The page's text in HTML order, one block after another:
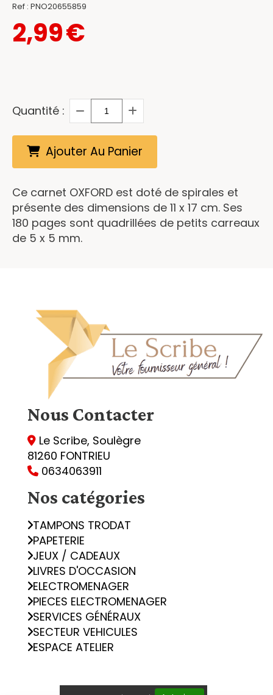
Ref : PNO20655859
2,99€
Quantité :
Ajouter Au Panier
Ce carnet OXFORD est doté de spirales et
présente des dimensions de 11 x 17 cm. Ses
180 pages sont quadrillées de petits carreaux
de 5 x 5 mm.
Nous Contacter
 Le Scribe, Soulègre
81260 FONTRIEU
 0634063911
Nos catégories
TAMPONS TRODAT
PAPETERIE
JEUX / CADEAUX
LIVRES D'OCCASION
ELECTROMENAGER
PIECES ELECTROMENAGER
SERVICES GÉNÉRAUX
SECTEUR VEHICULES
ESPACE ATELIER